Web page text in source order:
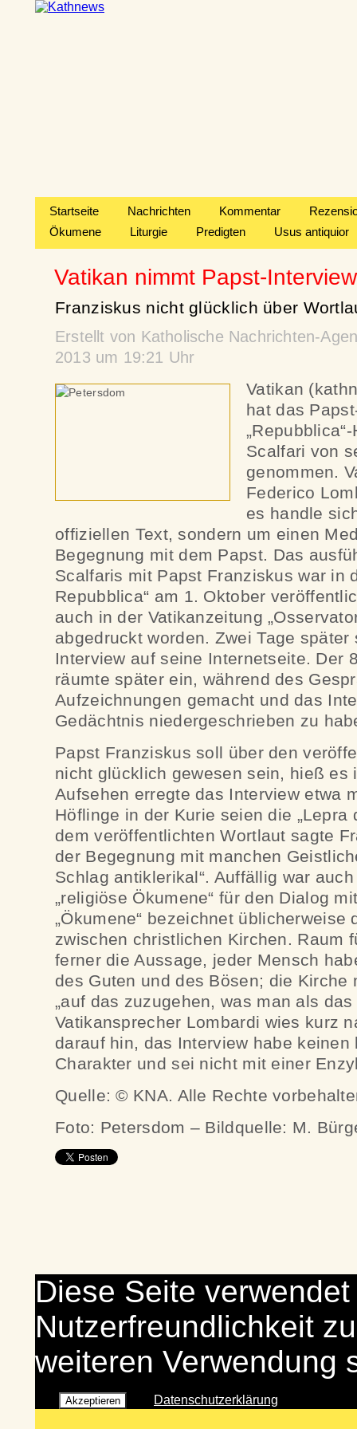
Startseite Nachrichten Kommentar
Ökumene
Liturgie Predigten Usus antiquior
Vatikan nimmt Papst-
Franziskus nicht glücklich über
Erstellt von Katholische Nachrichten-
2013 um 19:21 Uhr
Vatikan
hat das
Scalfari von
genommen.
Federico
es handle
offiziellen Text, sondern um einen
Begegnung mit dem Papst. Das
Scalfaris mit Papst Franziskus war in
Repubblica“ am 1. Oktober
auch in der Vatikanzeitung
abgedruckt worden. Zwei Tage
Interview auf seine Internetseite. Der
räumte später ein, während des
Aufzeichnungen gemacht und das
Gedächtnis niedergeschrieben zu
Papst Franziskus soll über den
nicht glücklich gewesen sein, hieß es
Aufsehen erregte das Interview etwa
Höflinge in der Kurie seien die „Lepra
dem veröffentlichten Wortlaut sagte
der Begegnung mit manchen
Schlag antiklerikal“. Auffällig war
„religiöse Ökumene“ für den Dialog
„Ökumene“ bezeichnet üblicherweise
zwischen christlichen Kirchen. Raum
ferner die Aussage, jeder Mensch
des Guten und des Bösen; die Kirche
„auf das zuzugehen, was man als
Vatikansprecher Lombardi wies kurz
darauf hin, das Interview habe keinen
Charakter und sei nicht mit einer
Quelle: © KNA. Alle Rechte
Foto: Petersdom – Bildquelle: M.
Diese Seite
Nutzerfreundlichkeit
weiteren Verwendung
Akzeptieren Datenschutzerklärung